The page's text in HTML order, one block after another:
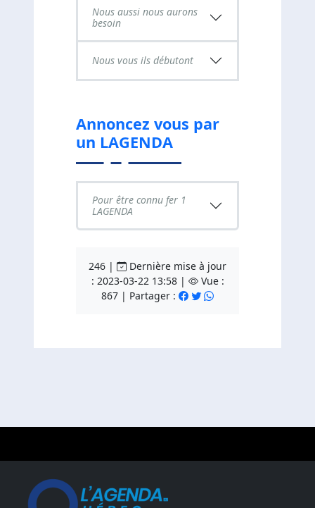
Nous aussi nous aurons
besoin
Nous vous ils débutont
Annoncez vous par
un LAGENDA
Pour être connu fer 1
LAGENDA
246 |
Dernière mise à jour
: 2023-03-22 13:58 |
Vue :
867 | Partager :